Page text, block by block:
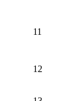
11
12